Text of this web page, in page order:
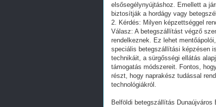
elsősegélynyújtáshoz. Emellett a
biztosítják a hordágy vagy
2. Kérdés: Milyen képzettséggel
Válasz: A betegszállítást végző
rendelkeznek. Ez lehet
speciális betegszállítási képzésen
technikáit, a sürgősségi ellátás
támogatás módszereit. Fontos,
részt, hogy naprakész tudással
technológiákról.
Belföldi betegszállítás